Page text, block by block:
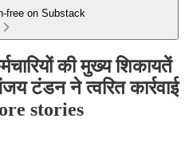
free on Substack
की मुख्य शिकायतें
टंडन ने त्वरित कार्रवाई
stories